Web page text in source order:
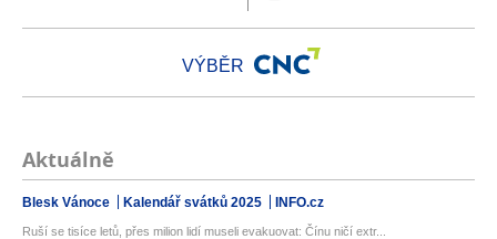
VÝBĚR
Aktuálně
Blesk Vánoce Kalendář svátků 2025 INFO.cz
Ruší se tisíce letů, přes milion lidí museli evakuovat: Čínu ničí extr...